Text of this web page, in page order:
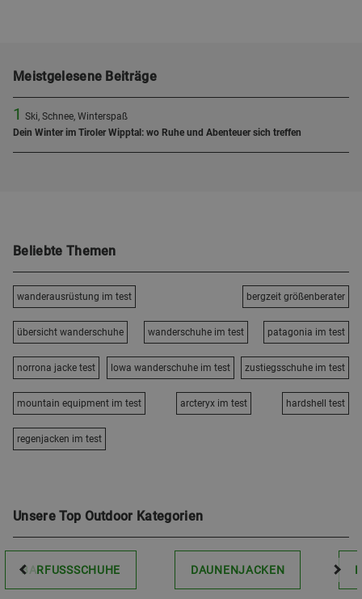
Meistgelesene Beiträge
1 Ski, Schnee, Winterspaß
Dein Winter im Tiroler Wipptal: wo Ruhe und Abenteuer sich treffen
Beliebte Themen
wanderausrüstung im test bergzeit größenberater
übersicht wanderschuhe wanderschuhe im test patagonia im test
norrona jacke test lowa wanderschuhe im test zustiegsschuhe im test
mountain equipment im test arcteryx im test hardshell test
regenjacken im test
Unsere Top Outdoor Kategorien
BARFUSSSCHUHE DAUNENJACKEN